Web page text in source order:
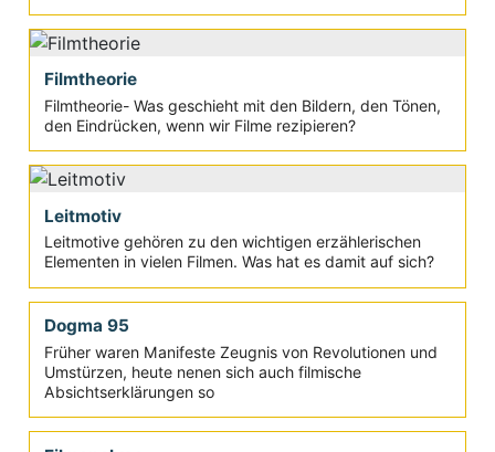
Filmtheorie
Filmtheorie- Was geschieht mit den Bildern, den Tönen,
den Eindrücken, wenn wir Filme rezipieren?
Leitmotiv
Leitmotive gehören zu den wichtigen erzählerischen
Elementen in vielen Filmen. Was hat es damit auf sich?
Dogma 95
Früher waren Manifeste Zeugnis von Revolutionen und
Umstürzen, heute nenen sich auch filmische
Absichtserklärungen so